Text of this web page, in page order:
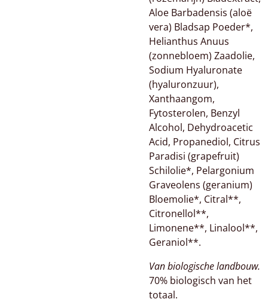
Aloe Barbadensis (aloë
vera) Bladsap Poeder*,
Helianthus Anuus
(zonnebloem) Zaadolie,
Sodium Hyaluronate
(hyaluronzuur),
Xanthaangom,
Fytosterolen, Benzyl
Alcohol, Dehydroacetic
Acid, Propanediol, Citrus
Paradisi (grapefruit)
Schilolie*, Pelargonium
Graveolens (geranium)
Bloemolie*, Citral**,
Citronellol**,
Limonene**, Linalool**,
Geraniol**.
Van biologische landbouw.
70% biologisch van het
totaal.